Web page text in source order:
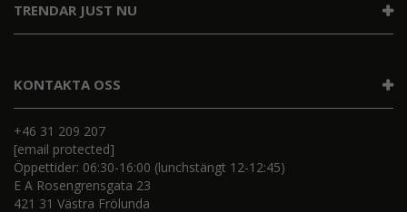
KONTAKTA OSS
+46 31 209 207
[email protected]
Öppettider: 06:30-16:00 (lunchstängt 12-12:45)
E A Rosengrensgata 23
421 31 Västra Frölunda
TRENDAR JUST NU